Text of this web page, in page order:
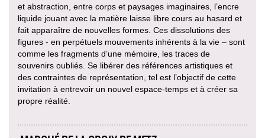
et abstraction, entre corps et paysages imaginaires, l’encre
liquide jouant avec la matière laisse libre cours au hasard et
fait apparaître de nouvelles formes. Ces dissolutions des
figures - en perpétuels mouvements inhérents à la vie – sont
comme les fragments d’une mémoire, les traces de
souvenirs oubliés. Se libérer des références artistiques et
des contraintes de représentation, tel est l’objectif de cette
invitation à entrevoir un nouvel espace-temps et à créer sa
propre réalité.